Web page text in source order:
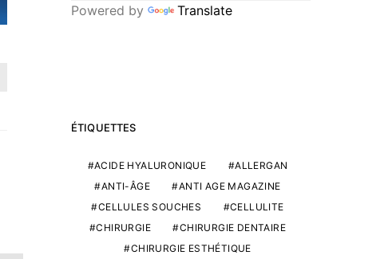
Powered by Translate
ÉTIQUETTES
ACIDE HYALURONIQUE
ALLERGAN
ANTI-ÂGE
ANTI AGE MAGAZINE
CELLULES SOUCHES
CELLULITE
CHIRURGIE
CHIRURGIE DENTAIRE
CHIRURGIE ESTHÉTIQUE